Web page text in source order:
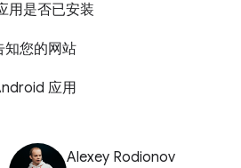
用是否已安装
知您的网站
应用
Alexey Rodionov